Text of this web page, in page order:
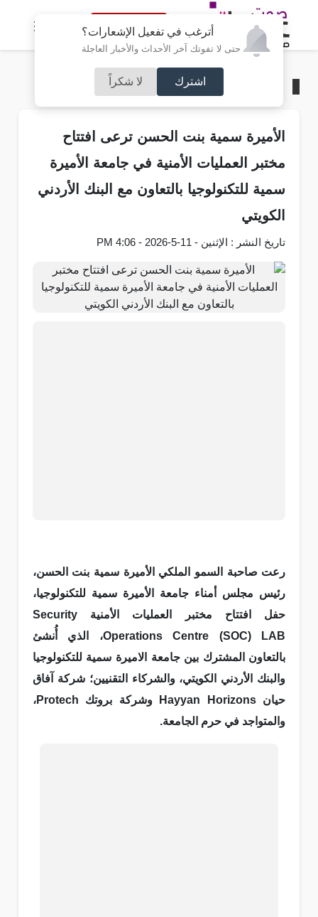
أترغب في تفعيل الإشعارات؟
حتى لا تفوتك آخر الأحداث والأخبار العاجلة
اشترك لا شكراً
النسخة الكاملة
شركات و استثمار
الأميرة سمية بنت الحسن ترعى افتتاح
مختبر العمليات الأمنية في جامعة الأميرة
سمية للتكنولوجيا بالتعاون مع البنك الأردني
الكويتي
تاريخ النشر : الإثنين - 11-5-2026 - 4:06 PM
رعت صاحبة السمو الملكي الأميرة سمية بنت الحسن،
رئيس مجلس أمناء جامعة الأميرة سمية للتكنولوجيا،
حفل افتتاح مختبر العمليات الأمنية Security
Operations Centre (SOC) LAB، الذي أُنشئ
بالتعاون المشترك بين جامعة الاميرة سمية للتكنولوجيا
والبنك الأردني الكويتي، والشركاء التقنيين؛ شركة آفاق
حيان Hayyan Horizons وشركة بروتك Protech،
والمتواجد في حرم الجامعة.